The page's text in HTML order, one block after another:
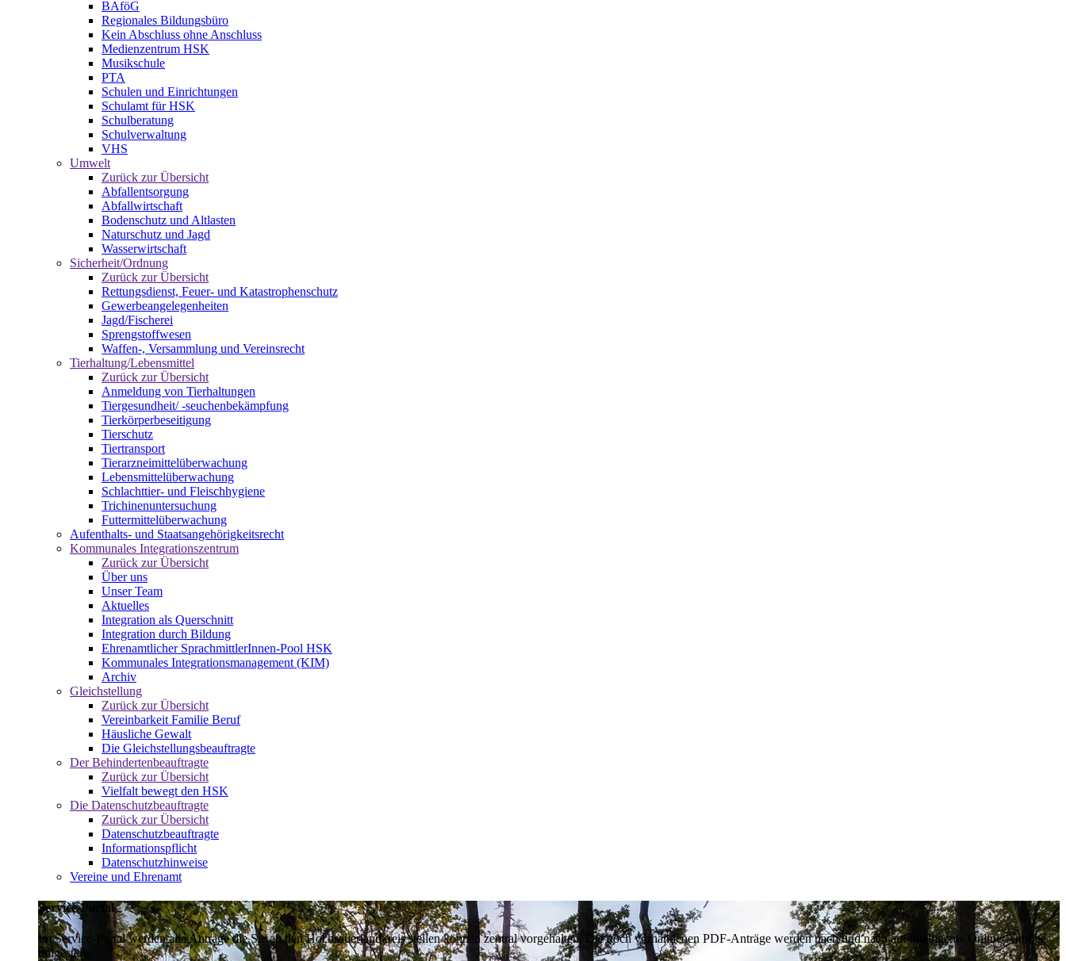
BAföG
Regionales Bildungsbüro
Kein Abschluss ohne Anschluss
Medienzentrum HSK
Musikschule
PTA
Schulen und Einrichtungen
Schulamt für HSK
Schulberatung
Schulverwaltung
VHS
Umwelt
Zurück zur Übersicht
Abfallentsorgung
Abfallwirtschaft
Bodenschutz und Altlasten
Naturschutz und Jagd
Wasserwirtschaft
Sicherheit/Ordnung
Zurück zur Übersicht
Rettungsdienst, Feuer- und Katastrophenschutz
Gewerbeangelegenheiten
Jagd/Fischerei
Sprengstoffwesen
Waffen-, Versammlung und Vereinsrecht
Tierhaltung/Lebensmittel
Zurück zur Übersicht
Anmeldung von Tierhaltungen
Tiergesundheit/ -seuchenbekämpfung
Tierkörperbeseitigung
Tierschutz
Tiertransport
Tierarzneimittelüberwachung
Lebensmittelüberwachung
Schlachttier- und Fleischhygiene
Trichinenuntersuchung
Futtermittelüberwachung
Aufenthalts- und Staatsangehörigkeitsrecht
Kommunales Integrationszentrum
Zurück zur Übersicht
Über uns
Unser Team
Aktuelles
Integration als Querschnitt
Integration durch Bildung
Ehrenamtlicher SprachmittlerInnen-Pool HSK
Kommunales Integrationsmanagement (KIM)
Archiv
Gleichstellung
Zurück zur Übersicht
Vereinbarkeit Familie Beruf
Häusliche Gewalt
Die Gleichstellungsbeauftragte
Der Behindertenbeauftragte
Zurück zur Übersicht
Vielfalt bewegt den HSK
Die Datenschutzbeauftragte
Zurück zur Übersicht
Datenschutzbeauftragte
Informationspflicht
Datenschutzhinweise
Vereine und Ehrenamt
Service-Portal
Im Service-Portal werden alle Anträge die Sie an den Hochsauerlandkreis stellen können zentral vorgehalten. Die noch vorhandenen PDF-Anträge werden nach und nach auf intelligente Online-Anträge
umgestellt.